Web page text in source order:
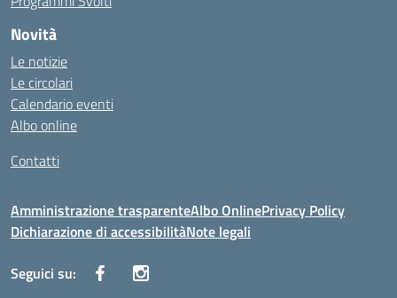
Novità
Le notizie
Le circolari
Calendario eventi
Albo online
Contatti
Amministrazione trasparenteAlbo OnlinePrivacy Policy
Dichiarazione di accessibilitàNote legali
Seguici su: